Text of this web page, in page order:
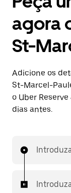
agora
St-
Adicione os
St-Marcel-
o Uber
dias antes.